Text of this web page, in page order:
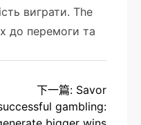
виграти. The
до перемоги та
下一篇: Savor
gambling: